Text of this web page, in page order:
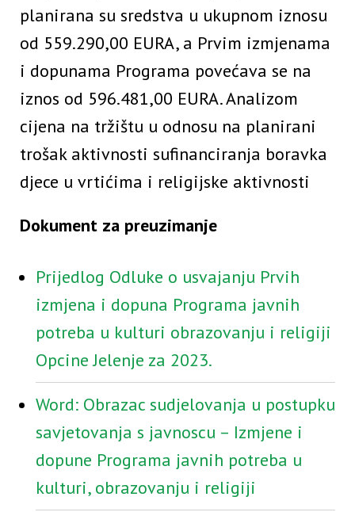
planirana su sredstva u ukupnom iznosu
od 559.290,00 EURA, a Prvim izmjenama
i dopunama Programa povećava se na
iznos od 596.481,00 EURA. Analizom
cijena na tržištu u odnosu na planirani
trošak aktivnosti sufinanciranja boravka
djece u vrtićima i religijske aktivnosti
Dokument za preuzimanje
Prijedlog Odluke o usvajanju Prvih
izmjena i dopuna Programa javnih
potreba u kulturi obrazovanju i religiji
Opcine Jelenje za 2023.
Word: Obrazac sudjelovanja u postupku
savjetovanja s javnoscu – Izmjene i
dopune Programa javnih potreba u
kulturi, obrazovanju i religiji